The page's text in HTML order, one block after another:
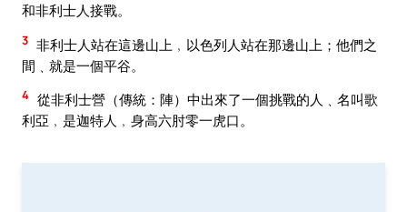
和非利士人接戰。
3 非利士人站在這邊山上﹐以色列人站在那邊山上；他們之
間﹑就是一個平谷。
4 從非利士營（傳統：陣）中出來了一個挑戰的人﹑名叫歌
利亞﹐是迦特人﹐身高六肘零一虎口。